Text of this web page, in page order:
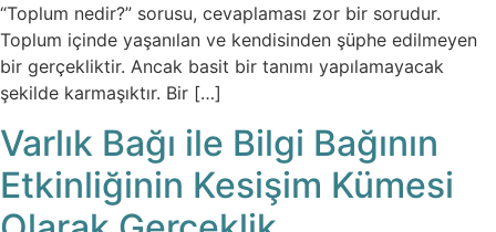
“Toplum nedir?” sorusu, cevaplaması zor bir sorudur.
Toplum içinde yaşanılan ve kendisinden şüphe edilmeyen
bir gerçekliktir. Ancak basit bir tanımı yapılamayacak
şekilde karmaşıktır. Bir […]
Varlık Bağı ile Bilgi Bağının
Etkinliğinin Kesişim Kümesi